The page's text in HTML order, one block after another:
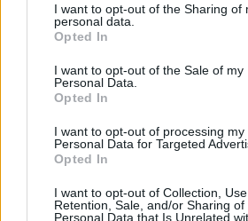
I want to opt-out of the Sharing of
personal data.
Opted In
I want to opt-out of the Sale of my
Personal Data.
Opted In
I want to opt-out of processing my
Personal Data for Targeted
Opted In
I want to opt-out of Collection, Use,
Retention, Sale, and/or Sharing of
Personal Data that Is Unrelated